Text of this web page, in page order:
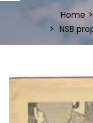
Home
NSB